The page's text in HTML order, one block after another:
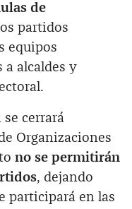
de
partidos
equipos
a alcaldes y
cerrará
Organizaciones
no se permitirán
, dejando
participará en las